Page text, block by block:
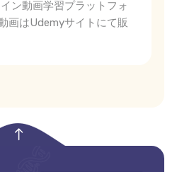
ン動画学習プラットフォ
画はUdemyサイトにて販